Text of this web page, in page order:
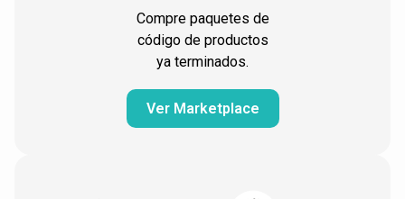
Compre paquetes de
código de productos
ya terminados.
Ver Marketplace